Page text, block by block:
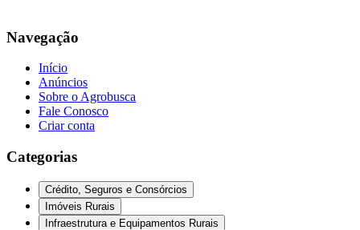
Navegação
Início
Anúncios
Sobre o Agrobusca
Fale Conosco
Criar conta
Categorias
Crédito, Seguros e Consórcios
Imóveis Rurais
Infraestrutura e Equipamentos Rurais